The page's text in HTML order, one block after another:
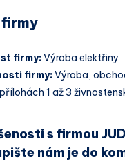
firmy:Výroba elektřiny
firmy:Výroba,
1 až 3
s firmou
nám je do